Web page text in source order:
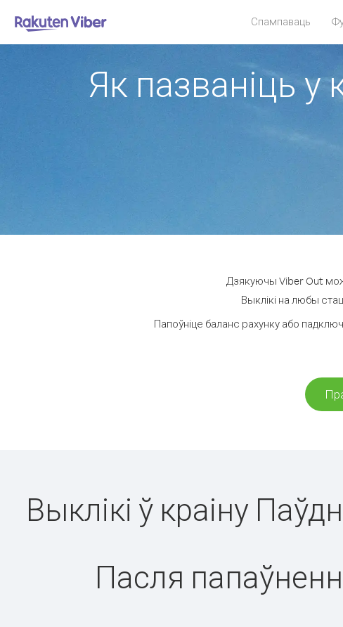
Спампаваць
Як пазваніць у
Дзякуючы Viber Out
Выклікі на любы
Папоўніце баланс рахунку або
Выклікі ў краіну
Пасля